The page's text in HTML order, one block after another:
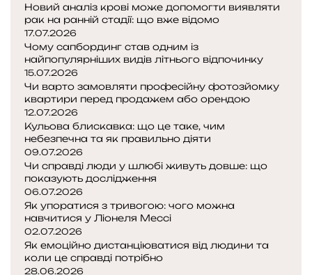
Новий аналіз крові може допомогти виявляти
рак на ранній стадії: що вже відомо
17.07.2026
Чому сапбординг став одним із
найпопулярніших видів літнього відпочинку
15.07.2026
Чи варто замовляти професійну фотозйомку
квартири перед продажем або орендою
12.07.2026
Кульова блискавка: що це таке, чим
небезпечна та як правильно діяти
09.07.2026
Чи справді люди у шлюбі живуть довше: що
показують дослідження
06.07.2026
Як упоратися з тривогою: чого можна
навчитися у Ліонеля Мессі
02.07.2026
Як емоційно дистанціюватися від людини та
коли це справді потрібно
28.06.2026